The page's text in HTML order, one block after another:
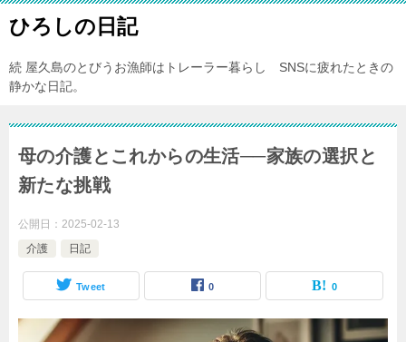
ひろしの日記
続 屋久島のとびうお漁師はトレーラー暮らし SNSに疲れたときの
静かな日記。
母の介護とこれからの生活──家族の選択と
新たな挑戦
公開日： 2025-02-13
介護
日記
Tweet 0 0